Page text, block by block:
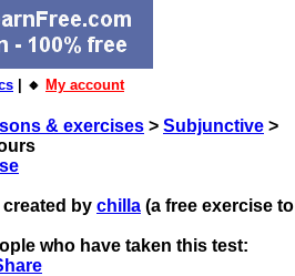
| 🔸 My account
& exercises > Subjunctive >
by chilla (a free exercise to
who have taken this test: